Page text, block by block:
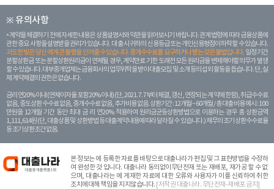
※ 유의사항
계약을 체결하기 전에 자세한 내용은 상품설명서와 약관을 읽어보시기 바랍니다. 관계 법령에 따라 금융상품에
관한 중요 사항을 설명받을 권리가 있습니다. 대 출 시 귀하의 신용등급 또는 개인신용평점이 하락할 수 있습니다.
과도한 빚은 당신 에게 큰 불행을 안겨줄 수 있습니다. 중개수수료를 요구하거나 받는 것은 불법입니다. 일정 기간
분할상환금 또는 분할상환원리금이 연체될 경우, 계약만료 기한 도래전 모든 원리금을 변제해야할 의무가 발생
할 수 있습니다. 대부중개업체는 금융회사의 업무위탁을 받아 대출모집 및 소개 등의 섭외 활동을 돕습니다. 단, 실
제 계약체결의 권한은 없습니다.
금리 연20% 이내 (연체이자율 포함 20% 이내) (단, 2021. 7. 7부터 체결, 갱신, 연장되는 계 약에 한함), 취급수수료
없음, 중도상환 수수료 없음, 중개수수료 없음, 추가비용 없음. 상환기간 : 12개월 ~ 60개월 / 총 대출 비용 예시 : 100
만원을 12개월 기간 동안 최대 금 리 연20% 적용하여 원리금균등상환방법으로 이용하는 경우 총 상환금액
1,111,614원 (단, 대출상품 및 상환방법 등 대출계약 내용에 따라 달라질 수 있습니다.) 채무의 조기 상환수수료율
등 조기상환조건 없음.
본 정보는에 등록한 자료를 바탕으로 대출나라가 편집 및 그 표현방법을 수정하
여 완성한 것 입니다. 대출나라 동의없이무단전재 또는 재배포, 재가공 할 수 없
으며, 대출나라는 에 게재한 자료에 대한 오류와 사용자가 이를 신뢰하여 취한
조치에대해 책임을 지지않습니다. [저작권 대출나라. 무단전재-재배포 금지]